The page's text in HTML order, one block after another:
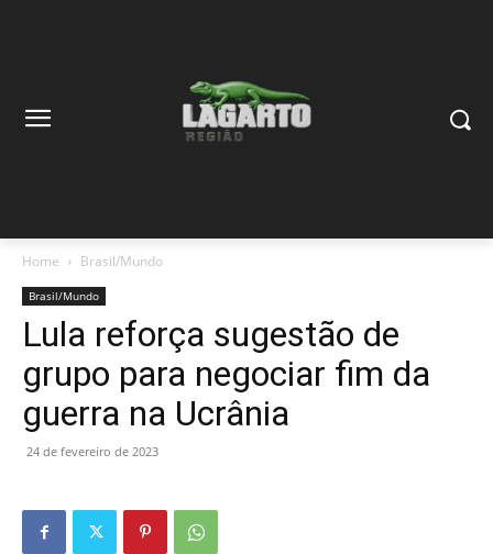
Home Brasil/Mundo
Brasil/Mundo
Lula reforça sugestão de
grupo para negociar fim da
guerra na Ucrânia
24 de fevereiro de 2023